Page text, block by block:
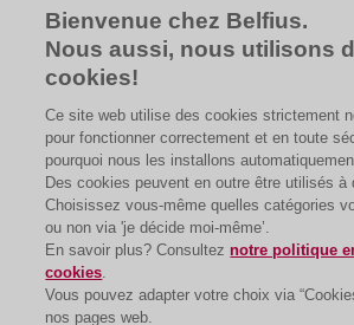
La baisse des revenus
été la plus spectaculaire
lockdown. Après la
avons vu les ventes
reprise cet été a été
Bienvenue chez Belfius.
Nous aussi, nous utilisons
cookies!
Ce site web utilise des cookies strictement
pour fonctionner correctement et en toute
pourquoi nous les installons
Des cookies peuvent en outre être utilisés à
Choisissez vous-même quelles catégories
ou non via 'je décide moi-même’.
En savoir plus? Consulteznotre politique
cookies.
Vous pouvez adapter votre choix via
nos pages web.